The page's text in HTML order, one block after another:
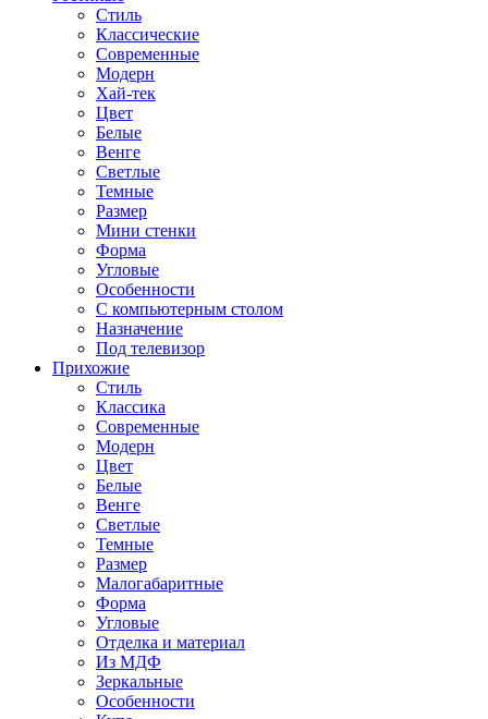
Стиль
Классические
Современные
Модерн
Хай-тек
Цвет
Белые
Венге
Светлые
Темные
Размер
Мини стенки
Форма
Угловые
Особенности
С компьютерным столом
Назначение
Под телевизор
Прихожие
Стиль
Классика
Современные
Модерн
Цвет
Белые
Венге
Светлые
Темные
Размер
Малогабаритные
Форма
Угловые
Отделка и материал
Из МДФ
Зеркальные
Особенности